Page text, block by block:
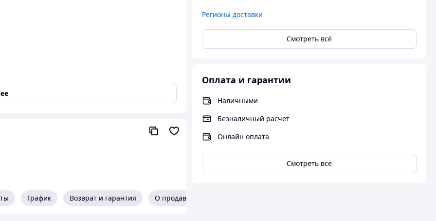
Регионы доставки
Смотреть всё
Оплата и гарантии
Наличными
Безналичный расчет
Онлайн оплата
Смотреть всё
График Возврат и гарантия О продавце